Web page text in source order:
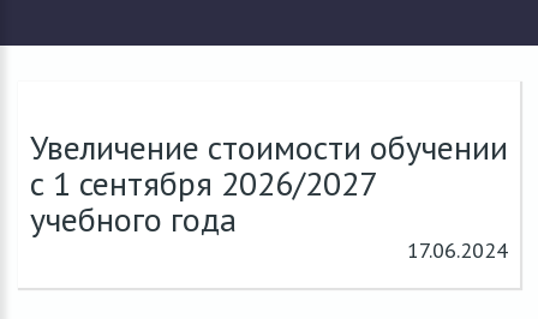
Увеличение стоимости обучении
с 1 сентября 2026/2027
учебного года
17.06.2024